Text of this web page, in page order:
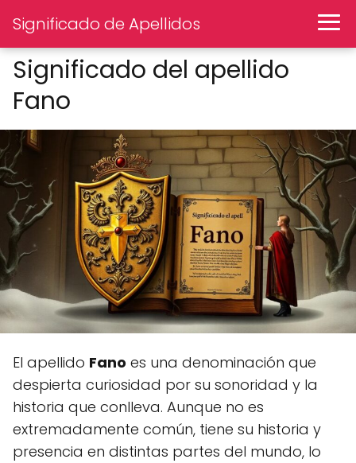
Significado de Apellidos
Significado del apellido
Fano
El apellido Fano es una denominación que
despierta curiosidad por su sonoridad y la
historia que conlleva. Aunque no es
extremadamente común, tiene su historia y
presencia en distintas partes del mundo, lo